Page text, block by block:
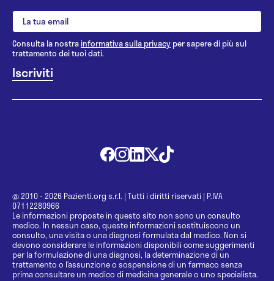
Consulta la nostrainformativa sulla privacy per sapere di più sul
trattamento dei tuoi dati.
@ 2010 - 2026 Pazienti.org s.r.l. | Tutti i diritti riservati | P.IVA
07112280966
Le informazioni proposte in questo sito non sono un consulto
medico. In nessun caso, queste informazioni sostituiscono un
consulto, una visita o una diagnosi formulata dal medico. Non si
devono considerare le informazioni disponibili come suggerimenti
per la formulazione di una diagnosi, la determinazione di un
trattamento o l’assunzione o sospensione di un farmaco senza
prima consultare un medico di medicina generale o uno specialista.